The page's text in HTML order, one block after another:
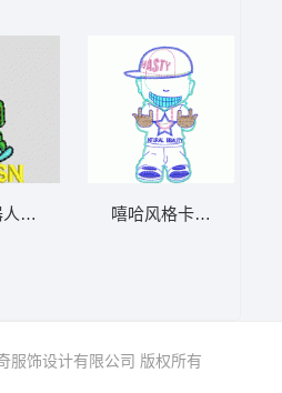
卡通形象 小人嘻哈风格卡通人物刺绣
服饰设计有限公司 版权所有